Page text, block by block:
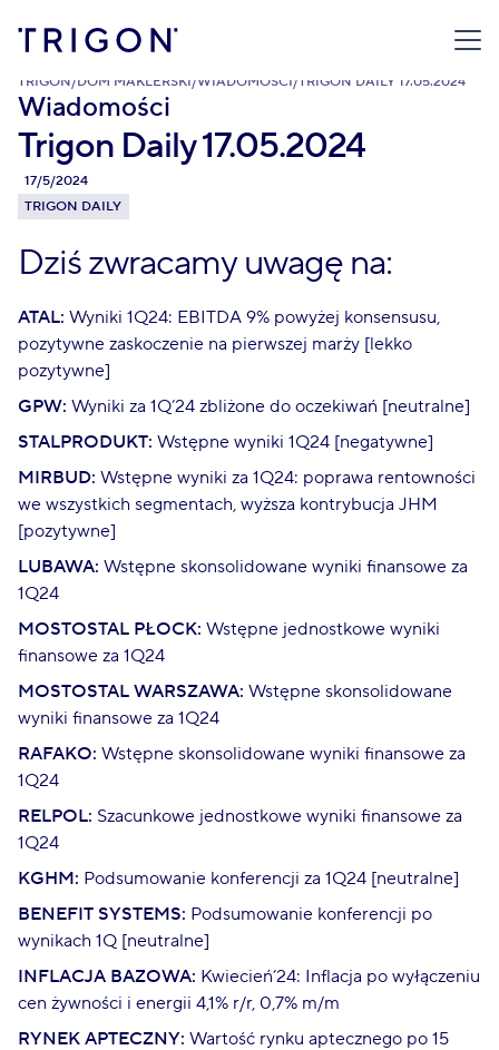
TRIGON/DOM MAKLERSKI/WIADOMOŚCI/ TRIGON DAILY 17.05.2024
Wiadomości
Trigon Daily 17.05.2024
17/5/2024
TRIGON DAILY
Dziś zwracamy uwagę na:
ATAL: Wyniki 1Q24: EBITDA 9% powyżej konsensusu,
pozytywne zaskoczenie na pierwszej marży [lekko
pozytywne]
GPW: Wyniki za 1Q’24 zbliżone do oczekiwań [neutralne]
STALPRODUKT: Wstępne wyniki 1Q24 [negatywne]
MIRBUD: Wstępne wyniki za 1Q24: poprawa rentowności
we wszystkich segmentach, wyższa kontrybucja JHM
[pozytywne]
LUBAWA: Wstępne skonsolidowane wyniki finansowe za
1Q24
MOSTOSTAL PŁOCK: Wstępne jednostkowe wyniki
finansowe za 1Q24
MOSTOSTAL WARSZAWA: Wstępne skonsolidowane
wyniki finansowe za 1Q24
RAFAKO: Wstępne skonsolidowane wyniki finansowe za
1Q24
RELPOL: Szacunkowe jednostkowe wyniki finansowe za
1Q24
KGHM: Podsumowanie konferencji za 1Q24 [neutralne]
BENEFIT SYSTEMS: Podsumowanie konferencji po
wynikach 1Q [neutralne]
INFLACJA BAZOWA: Kwiecień’24: Inflacja po wyłączeniu
cen żywności i energii 4,1% r/r, 0,7% m/m
RYNEK APTECZNY: Wartość rynku aptecznego po 15